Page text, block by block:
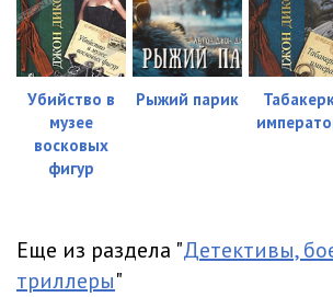
Убийство в
музее
восковых
фигур
Рыжий парик
Еще из раздела "Детективы,
триллеры"